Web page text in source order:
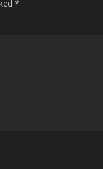
*